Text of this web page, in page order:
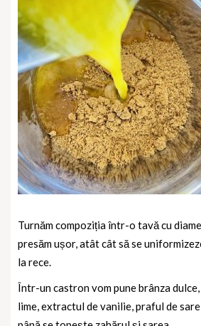
Turnăm compoziția într-o tavă cu
presăm ușor, atât cât să se
la rece.
Într-un castron vom pune brânza
lime, extractul de vanilie, praful de